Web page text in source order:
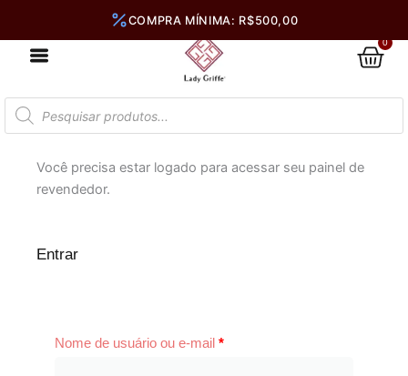
0
Pesquisar
produtos
Você precisa estar logado para acessar seu painel de
revendedor.
Entrar
Nome de usuário ou e-mail *